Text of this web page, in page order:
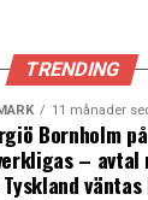
fler beslut
inför den
ministern
TRENDING
11 månader
Bornholm
– avtal